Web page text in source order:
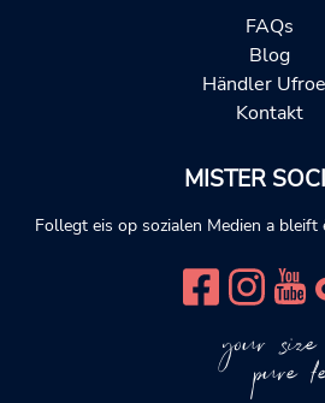
FAQs
Blog
Händler
Kontakt
MISTER
Follegt eis op sozialen Medien a
your size
pure